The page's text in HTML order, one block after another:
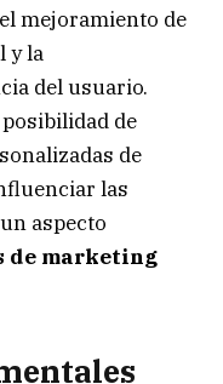
mejoramiento de
y la
del usuario.
de
de
las
aspecto
de marketing